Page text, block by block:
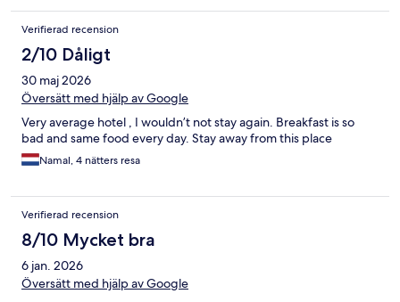
Verifierad recension
2/10 Dåligt
30 maj 2026
Översätt med hjälp av Google
Very average hotel , I wouldn’t not stay again. Breakfast is so
bad and same food every day. Stay away from this place
Namal, 4 nätters resa
Verifierad recension
8/10 Mycket bra
6 jan. 2026
Översätt med hjälp av Google